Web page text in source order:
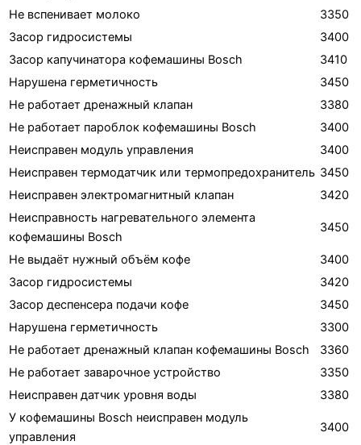
Не вспенивает молоко
3350
Засор гидросистемы
3400
Засор капучинатора кофемашины Bosch
3410
Нарушена герметичность
3450
Не работает дренажный клапан
3380
Не работает пароблок кофемашины Bosch
3400
Неисправен модуль управления
3400
Неисправен термодатчик или термопредохранитель 3450
Неисправен электромагнитный клапан
3420
Неисправность нагревательного элемента
кофемашины Bosch
3450
Не выдаёт нужный объём кофе
3400
Засор гидросистемы
3420
Засор деспенсера подачи кофе
3450
Нарушена герметичность
3300
Не работает дренажный клапан кофемашины Bosch
3360
Не работает заварочное устройство
3350
Неисправен датчик уровня воды
3380
У кофемашины Bosch неисправен модуль
управления
3400